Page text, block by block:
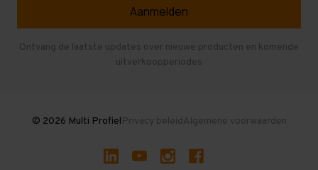
Gebruikte entresolvloeren
Ontvang de laatste updates over nieuwe producten en komende
uitverkoopperiodes
© 2026 Multi ProfielPrivacy beleidAlgemene voorwaarden